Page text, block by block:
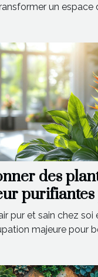
un espace
des
purifiantes
critères
pur et sain chez soi
majeure pour